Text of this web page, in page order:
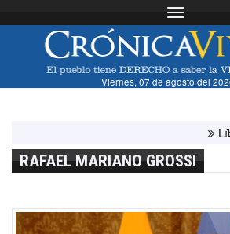
Toggle
Viernes, 07 de agosto del
RAFAEL MARIANO GROSSI